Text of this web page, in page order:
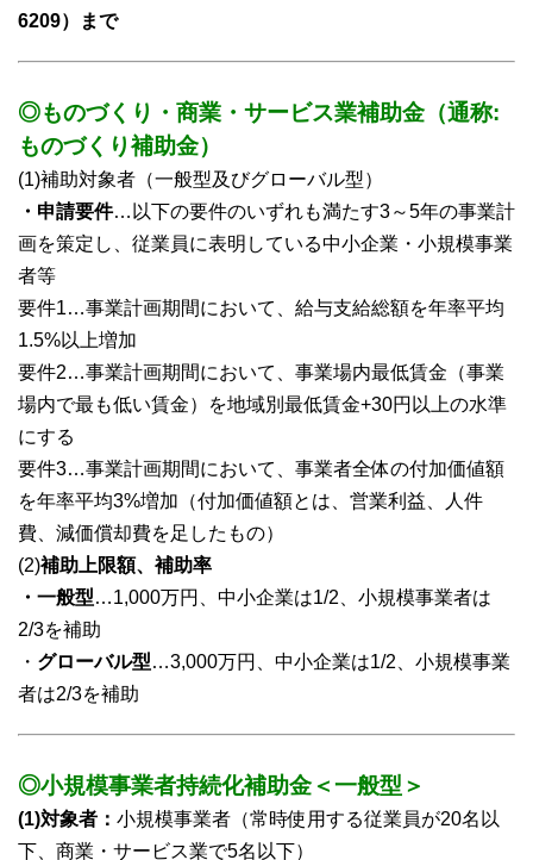
6209）まで
◎ものづくり・商業・サービス業補助金（通称:
ものづくり補助金）
(1)補助対象者（一般型及びグローバル型）
・申請要件…以下の要件のいずれも満たす3～5年の事業計
画を策定し、従業員に表明している中小企業・小規模事業
者等
要件1…事業計画期間において、給与支給総額を年率平均
1.5%以上増加
要件2…事業計画期間において、事業場内最低賃金（事業
場内で最も低い賃金）を地域別最低賃金+30円以上の水準
にする
要件3…事業計画期間において、事業者全体の付加価値額
を年率平均3%増加（付加価値額とは、営業利益、人件
費、減価償却費を足したもの）
(2)補助上限額、補助率
・一般型…1,000万円、中小企業は1/2、小規模事業者は
2/3を補助
・ グローバル型…3,000万円、中小企業は1/2、小規模事業
者は2/3を補助
◎小規模事業者持続化補助金＜一般型＞
(1)対象者： 小規模事業者（常時使用する従業員が20名以
下、商業・サービス業で5名以下）